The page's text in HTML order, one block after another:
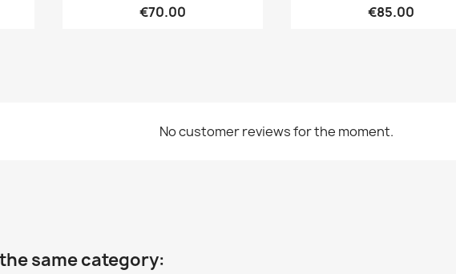
€70.00 €85.00
No customer reviews for the moment.
same category: